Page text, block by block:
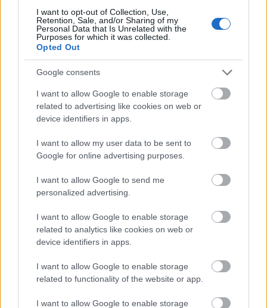
I want to opt-out of Collection, Use,
Retention, Sale, and/or Sharing of my
Personal Data that Is Unrelated with the
Purposes for which it was collected.
Opted Out
Google consents
I want to allow Google to enable storage
related to advertising like cookies on web or
device identifiers in apps.
I want to allow my user data to be sent to
Google for online advertising purposes.
I want to allow Google to send me
personalized advertising.
I want to allow Google to enable storage
related to analytics like cookies on web or
device identifiers in apps.
I want to allow Google to enable storage
related to functionality of the website or app.
I want to allow Google to enable storage
TV
Recenzje
Porównania
Co kupić
Porady
Promocje
FinTech
Hardware PC
Moto
Gaming
Redakcja
Kontakt
Obserwuj nas